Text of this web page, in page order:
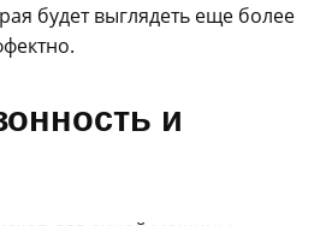
будет выглядеть еще более
и